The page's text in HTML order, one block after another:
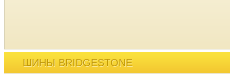
ШИНЫ BRIDGESTONE